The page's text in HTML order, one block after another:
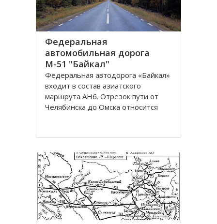
Федеральная
автомобильная дорога
М-51 "Байкал"
Федеральная автодорога «Байкал»
входит в состав азиатского
маршрута AH6. Отрезок пути от
Челябинска до Омска относится
территориям России, Казахстана и
М55. Автомобильная трасса
«Байкал» начинается от г